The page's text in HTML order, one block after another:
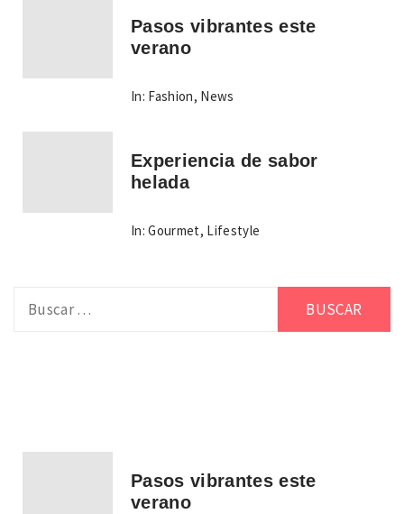
Pasos vibrantes este
verano
In: Fashion, News
Experiencia de sabor
helada
In: Gourmet, Lifestyle
Pasos vibrantes este
verano